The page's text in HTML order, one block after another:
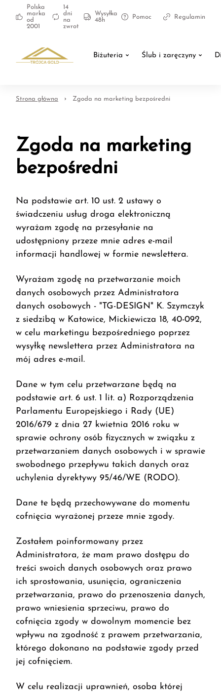
Polska
marka
od
2001
14
dni
na
zwrot
Wysyłka
48h
Pomoc Regulamin
Biżuteria Ślub i zaręczyny
Strona główna Zgoda na marketing bezpośredni
Zgoda na marketing
bezpośredni
Na podstawie art. 10 ust. 2 ustawy o
świadczeniu usług droga elektroniczną
wyrażam zgodę na przesyłanie na
udostępniony przeze mnie adres e-mail
informacji handlowej w formie newslettera.
Wyrażam zgodę na przetwarzanie moich
danych osobowych przez Administratora
danych osobowych - "TG-DESIGN" K. Szymczyk
z siedzibą w Katowice, Mickiewicza 18, 40-092,
w celu marketingu bezpośredniego poprzez
wysyłkę newslettera przez Administratora na
mój adres e-mail.
Dane w tym celu przetwarzane będą na
podstawie art. 6 ust. 1 lit. a) Rozporządzenia
Parlamentu Europejskiego i Rady (UE)
2016/679 z dnia 27 kwietnia 2016 roku w
sprawie ochrony osób fizycznych w związku z
przetwarzaniem danych osobowych i w sprawie
swobodnego przepływu takich danych oraz
uchylenia dyrektywy 95/46/WE (RODO).
Dane te będą przechowywane do momentu
cofnięcia wyrażonej przeze mnie zgody.
Zostałem poinformowany przez
Administratora, że mam prawo dostępu do
treści swoich danych osobowych oraz prawo
ich sprostowania, usunięcia, ograniczenia
przetwarzania, prawo do przenoszenia danych,
prawo wniesienia sprzeciwu, prawo do
cofnięcia zgody w dowolnym momencie bez
wpływu na zgodność z prawem przetwarzania,
którego dokonano na podstawie zgody przed
jej cofnięciem.
W celu realizacji uprawnień, osoba której